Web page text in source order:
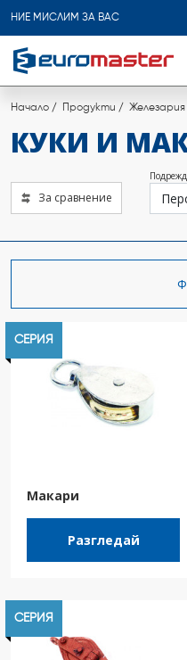
НИЕ МИСЛИМ ЗА ВАС
Начало Продукти Железария
КУКИ И
За сравнение
СЕРИЯ
Макари
Разгледай
СЕРИЯ